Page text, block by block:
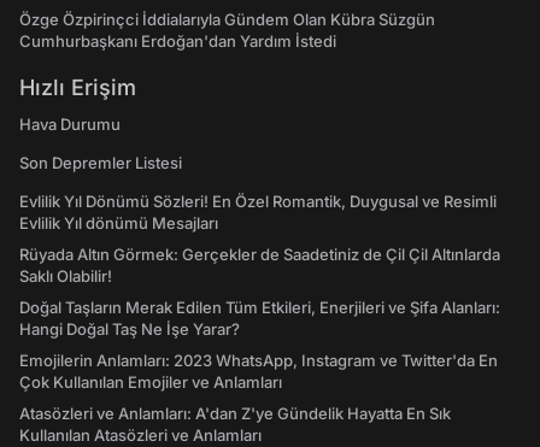
Özge Özpirinçci İddialarıyla Gündem Olan Kübra Süzgün
Cumhurbaşkanı Erdoğan'dan Yardım İstedi
Hızlı Erişim
Hava Durumu
Son Depremler Listesi
Evlilik Yıl Dönümü Sözleri! En Özel Romantik, Duygusal ve Resimli
Evlilik Yıl dönümü Mesajları
Rüyada Altın Görmek: Gerçekler de Saadetiniz de Çil Çil Altınlarda
Saklı Olabilir!
Doğal Taşların Merak Edilen Tüm Etkileri, Enerjileri ve Şifa Alanları:
Hangi Doğal Taş Ne İşe Yarar?
Emojilerin Anlamları: 2023 WhatsApp, Instagram ve Twitter'da En
Çok Kullanılan Emojiler ve Anlamları
Atasözleri ve Anlamları: A'dan Z'ye Gündelik Hayatta En Sık
Kullanılan Atasözleri ve Anlamları